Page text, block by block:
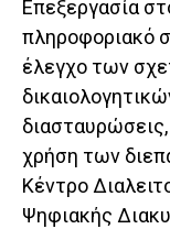
Επεξεργασία
πληροφοριακό
έλεγχο των
διασταυρώσεις,
χρήση των
Κέντρο
Ψηφιακής